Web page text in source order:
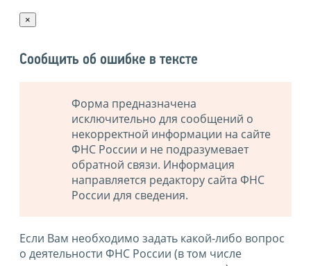
×
Сообщить об ошибке в тексте
Форма предназначена
исключительно для сообщений о
некорректной информации на сайте
ФНС России и не подразумевает
обратной связи. Информация
направляется редактору сайта ФНС
России для сведения.
Если Вам необходимо задать какой-либо вопрос
о деятельности ФНС России (в том числе